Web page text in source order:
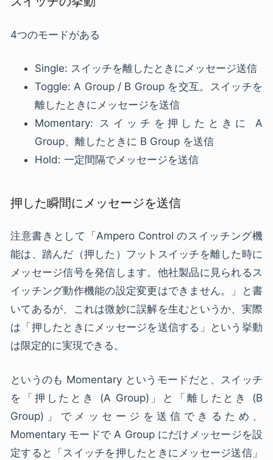
4つのモードがある
Single: スイッチを離したときにメッセージ送信
Toggle: A Group / B Group を交互。スイッチを
離したときにメッセージを送信
Momentary: スイッチを押したときに A
Group、離したときに B Group を送信
Hold: 一定間隔でメッセージを送信
押した瞬間にメッセージを送信
注意書きとして「Ampero Control のスイッチング機
能は、踏んだ（押した）フットスイッチを離した時に
メッセージ信号を発信します。他社製品に見られるス
イッチング動作機能の設定変更はできません。」と書
いてあるが、これは微妙に誤解を生むというか、実際
は「押したときにメッセージを送信する」という挙動
は限定的に実現できる。
というのも Momentary というモードだと、スイッチ
を「押したとき (A Group)」と「離したとき (B
Group)」でメッセージを送信できるため、
Momentary モードで A Group にだけメッセージを設
定すると「スイッチを押したときにメッセージ送信」